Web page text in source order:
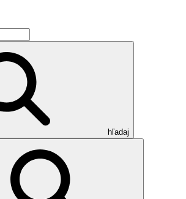
hľadaj